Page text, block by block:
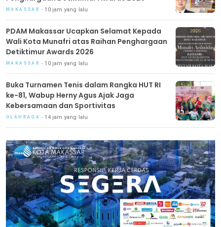
MAKASSAR 10 jam yang lalu
PDAM Makassar Ucapkan Selamat Kepada
Wali Kota Munafri atas Raihan Penghargaan
Detiktimur Awards 2026
MAKASSAR 10 jam yang lalu
Buka Turnamen Tenis dalam Rangka HUT RI
ke-81, Wabup Herny Agus Ajak Jaga
Kebersamaan dan Sportivitas
OLAHRAGA 14 jam yang lalu